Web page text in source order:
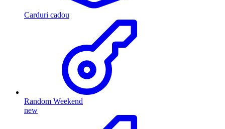
Carduri cadou
Random Weekend
new